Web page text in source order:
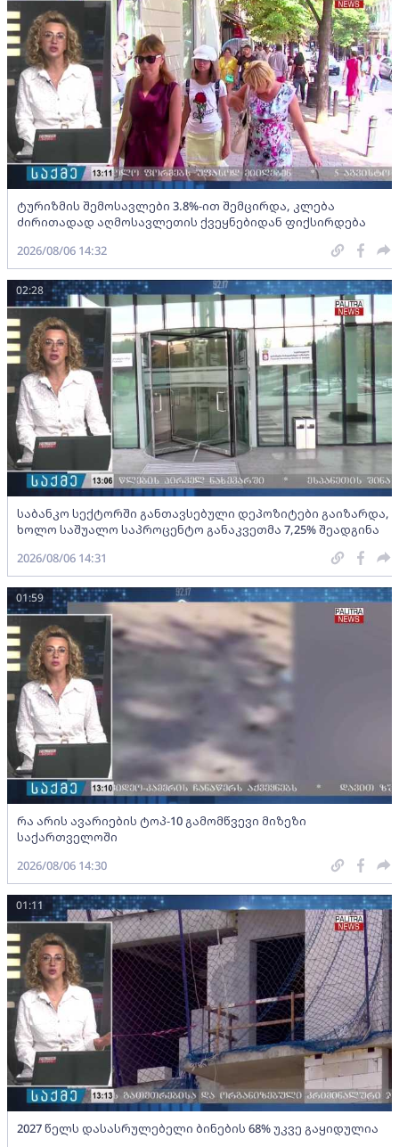
ტურიზმის შემოსავლები 3.8%-ით შემცირდა, კლება
ძირითადად აღმოსავლეთის ქვეყნებიდან ფიქსირდება
2026/08/06 14:32
საბანკო სექტორში განთავსებული დეპოზიტები გაიზარდა,
ხოლო საშუალო საპროცენტო განაკვეთმა 7,25% შეადგინა
02:28
2026/08/06 14:31
რა არის ავარიების ტოპ-10 გამომწვევი მიზეზი
საქართველოში
01:59
2026/08/06 14:30
2027 წელს დასასრულებელი ბინების 68% უკვე გაყიდულია
01:11